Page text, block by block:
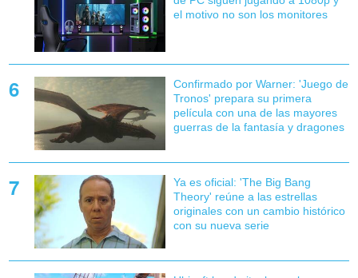
el motivo no son los monitores
Confirmado por Warner: 'Juego de
Tronos' prepara su primera
película con una de las mayores
guerras de la fantasía y dragones
Ya es oficial: 'The Big Bang
Theory' reúne a las estrellas
originales con un cambio histórico
con su nueva serie